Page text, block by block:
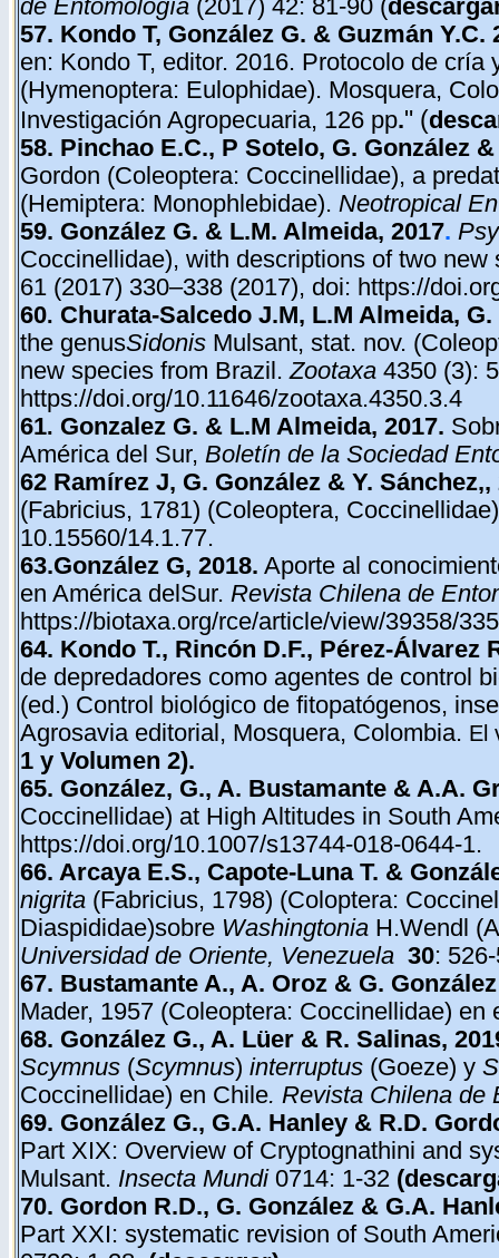
de Entomología (2017) 42: 81-90 (
57. Kondo T, González G. & Guzmán Y.C.
en: Kondo T, editor. 2016. Protocolo de cría
(Hymenoptera: Eulophidae). Mosquera,
Investigación Agropecuaria, 126 pp." (
58. Pinchao E.C., P Sotelo, G. González
Gordon (Coleoptera: Coccinellidae), a
(Hemiptera: Monophlebidae). Neotropical
59. González G. & L.M. Almeida, 2017.
Coccinellidae), with descriptions of two
61 (2017) 330–338 (2017), doi: https://
60. Churata-Salcedo J.M, L.M Almeida,
the genusSidonis Mulsant, stat. nov.
new species from Brazil.Zootaxa 4350 (3):
https://doi.org/10.11646/zootaxa.4350.3.4
61. Gonzalez G. & L.M Almeida, 2017.
América del Sur, Boletín de la Sociedad
62 Ramírez J, G. González & Y. Sánchez,,
(Fabricius, 1781) (Coleoptera,
10.15560/14.1.77.
63.González G, 2018. Aporte al
en América delSur. Revista Chilena de
https://biotaxa.org/rce/article/view/39358/
64. Kondo T., Rincón D.F., Pérez-Álvarez
de depredadores como agentes de control
(ed.) Control biológico de fitopatógenos,
Agrosavia editorial, Mosquera, Colombia. El
1 y Volumen 2).
65. González, G., A. Bustamante & A.A.
Coccinellidae) at High Altitudes in South
https://doi.org/10.1007/s13744-018-0644-1.
66. Arcaya E.S., Capote-Luna T. &
nigrita (Fabricius, 1798) (Coloptera:
Diaspididae)sobre Washingtonia H.Wendl
Universidad de Oriente, Venezuela 30:
67. Bustamante A., A. Oroz & G.
Mader, 1957 (Coleoptera: Coccinellidae) en
68. González G., A. Lüer & R. Salinas,
Scymnus (Scymnus) interruptus (Goeze) y
Coccinellidae) en Chile. Revista Chilena de
69. González G., G.A. Hanley & R.D.
Part XIX: Overview of Cryptognathini and
Mulsant. Insecta Mundi0714: 1-32 (
70. Gordon R.D., G. González & G.A.
Part XXI: systematic revision of South